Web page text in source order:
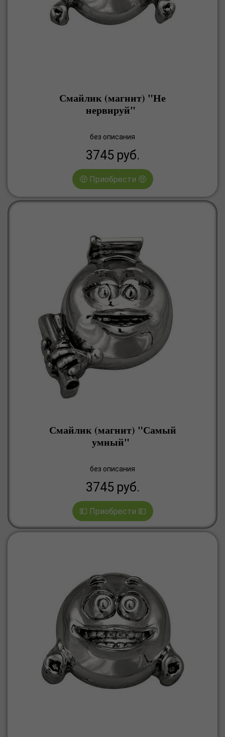
Смайлик (магнит) "Не
нервируй"
без описания
3745 руб.
🤑 Приобрести 🤑
Смайлик (магнит) "Самый
умный"
без описания
3745 руб.
💵 Приобрести 💵